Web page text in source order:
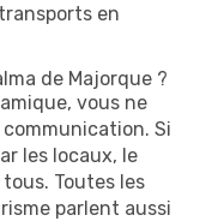
en
de Majorque ?
vous ne
Si
les locaux, le
Toutes les
parlent aussi